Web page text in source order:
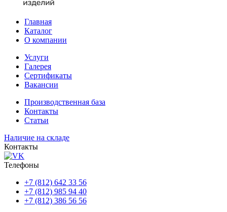
Главная
Каталог
О компании
Услуги
Галерея
Сертификаты
Вакансии
Производственная база
Контакты
Статьи
Наличие на складе
Контакты
Телефоны
+7 (812) 642 33 56
+7 (812) 985 94 40
+7 (812) 386 56 56